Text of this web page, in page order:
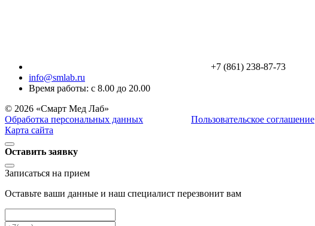
+7 (861) 238-87-73
info@smlab.ru
Время работы: с 8.00 до 20.00
© 2026 «Смарт Мед Лаб»
Обработка персональных данных
Пользовательское соглашение
Карта сайта
Оставить заявку
Записаться на прием
Оставьте ваши данные и наш специалист перезвонит вам